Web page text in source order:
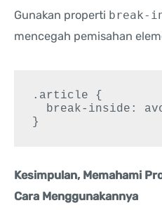
Gunakan properti break-
mencegah pemisahan
.article {
}
Kesimpulan, Memahami
Cara Menggunakannya